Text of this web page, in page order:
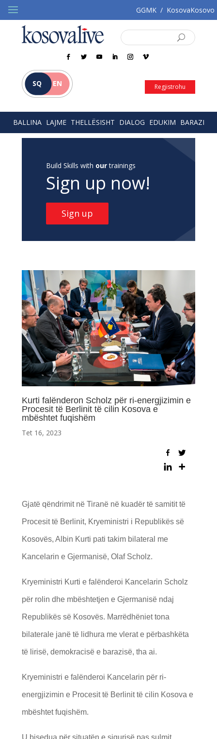
GGMK / KosovaKosovo
SQ EN Regjistrohu
BALLINA LAJME THELLËSISHT DIALOG EDUKIM BARAZI
Build Skills with ourtrainings
Sign up now!
Sign up
Kurti falënderon Scholz për ri-energjizimin e
Procesit të Berlinit të cilin Kosova e
mbështet fuqishëm
Tet 16, 2023
Gjatë qëndrimit në Tiranë në kuadër të ​samitit të
Procesit të Berlinit, Kryeministri i Republikës së
Kosovës, Albin Kurti pati takim bilateral me
Kancelarin e Gjermanisë, Olaf Scholz.
Kryeministri Kurti e falënderoi Kancelarin Scholz
për rolin dhe mbështetjen e Gjermanisë ndaj
Republikës së Kosovës. Marrëdhëniet tona
bilaterale janë të lidhura me vlerat e përbashkëta
të lirisë, demokracisë e barazisë, tha ai.
Kryeministri e falënderoi Kancelarin për ri-
energjizimin e Procesit të Berlinit të cilin Kosova e
mbështet fuqishëm.
U bisedua për situatën e sigurisë pas sulmit